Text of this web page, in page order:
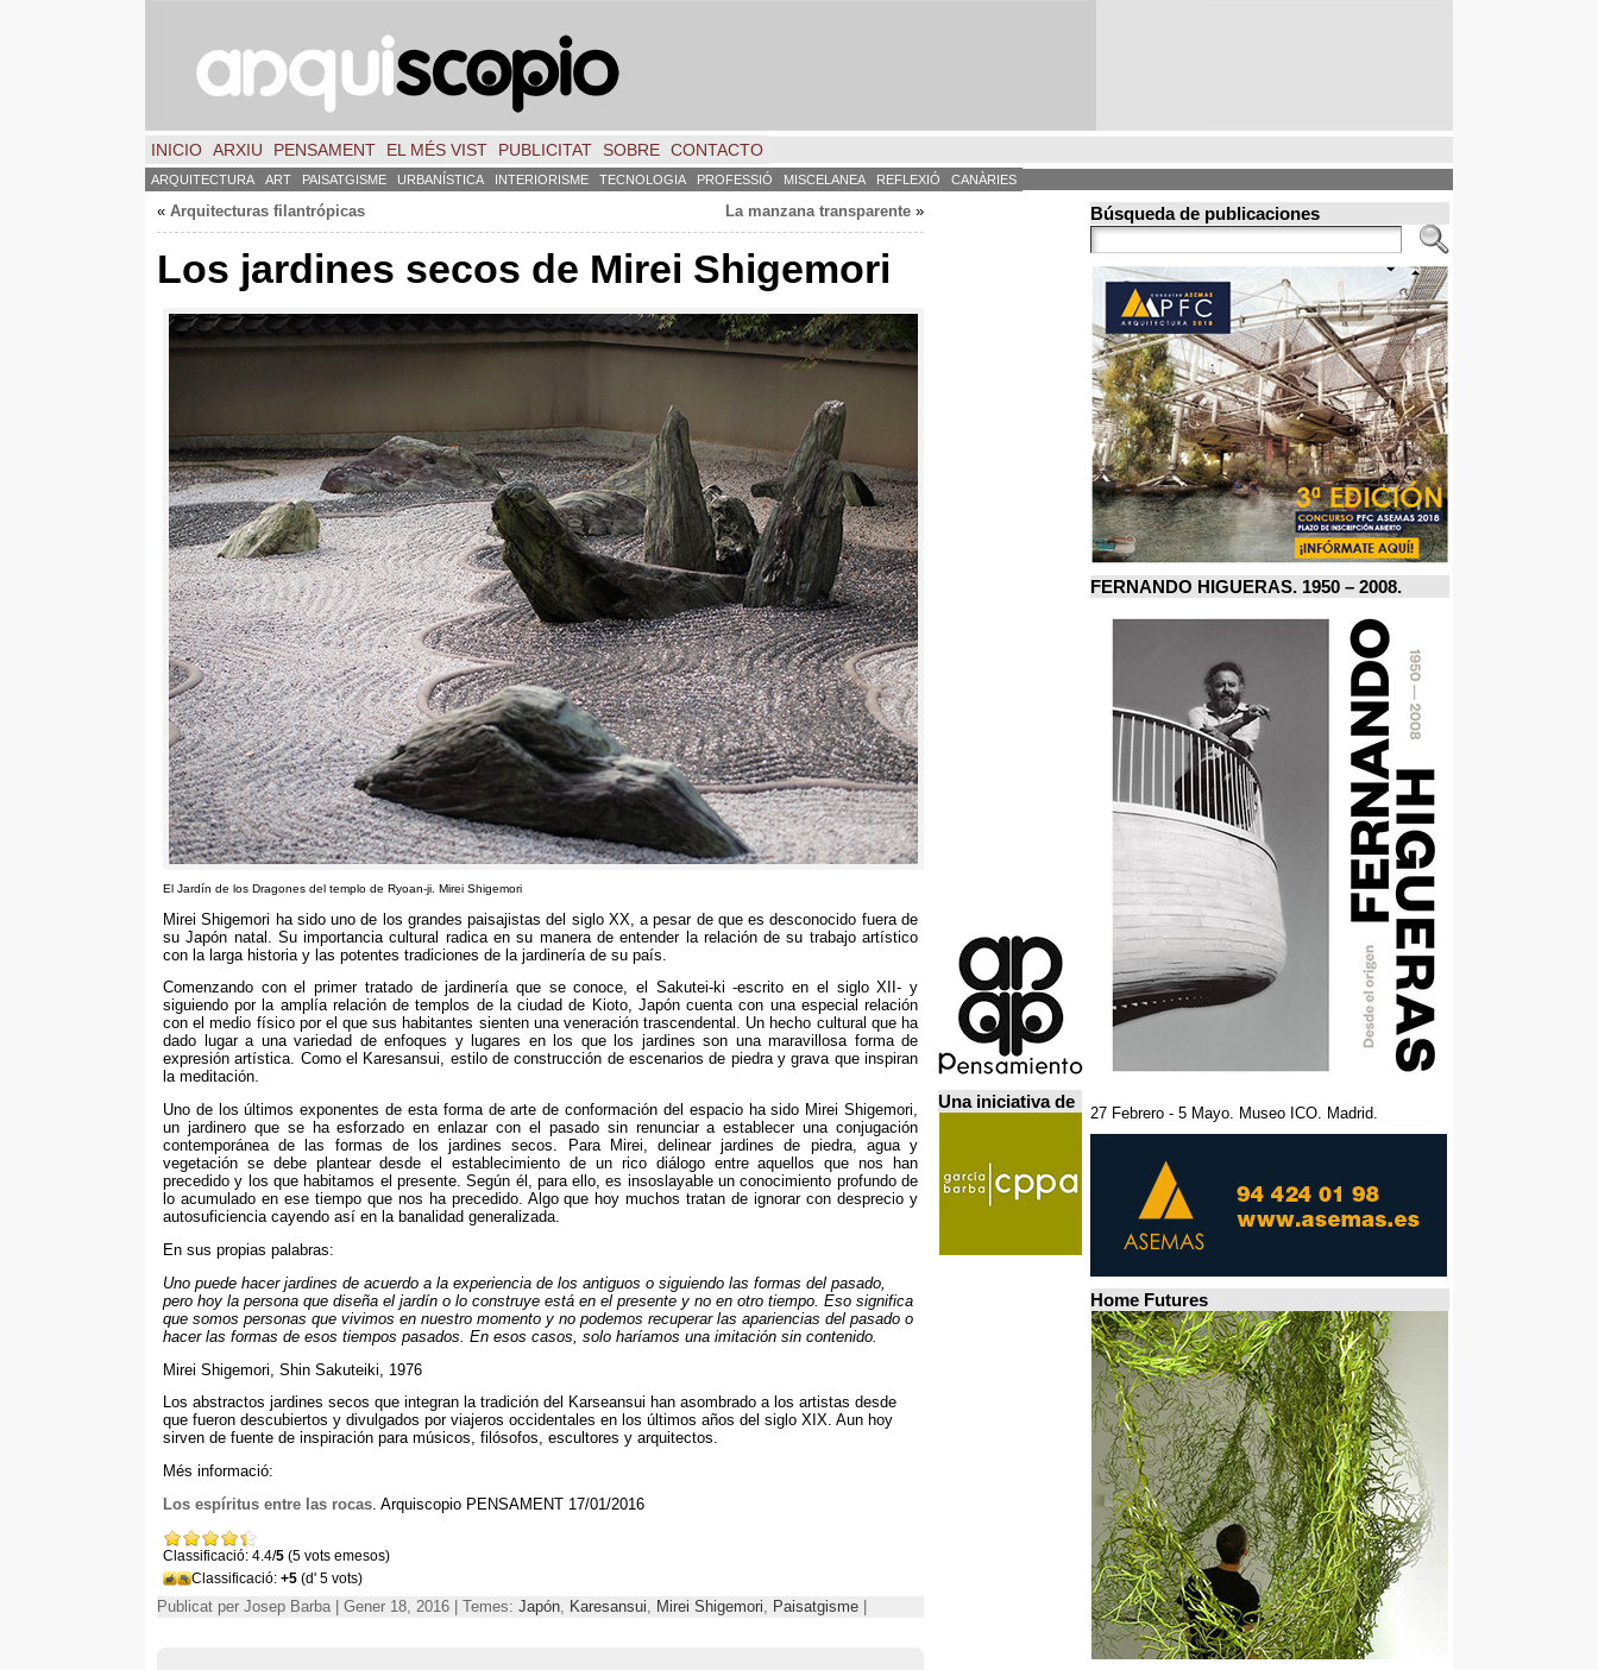
INICIO ARXIU PENSAMENT EL MÉS VIST PUBLICITAT SOBRE CONTACTO
ARQUITECTURA ART PAISATGISME URBANÍSTICA INTERIORISME TECNOLOGIA PROFESSIÓ MISCELANEA REFLEXIÓ CANÀRIES
« Arquitecturas filantrópicas La manzana transparente »
Los jardines secos de Mirei Shigemori
El Jardín de los Dragones del templo de Ryoan-ji Mirei Shigemori
Mirei Shigemori ha sido uno de los grandes paisajistas del siglo XX ,a pesar de que es desconocido fuera de
su Japón natal
Su importancia cultural radica en su manera de entender la relación de su trabajo artístico
con la larga historia y las potentes tradiciones de la jardinería de su país
Comenzando con el primer tratado de jardinería que se conoce,el Sakutei-ki -escrito en el siglo XII-y
siguiendo por la amplía relación de templos de la ciudad de Kioto, Japón cuenta con una especial relación
con el medio físico por el que sus habitantes sienten una veneración trascendental . Un hecho cultural que ha
dado lugar a una variedad de enfoques y lugares en los que los jardines son una maravillosa forma de
expresión artística. Como el Karesansui, estilo de construcción de escenarios de piedra y grava que inspiran
la meditación.
Uno de los últimos exponentes de esta forma de arte de conformación del espacio ha sido Mirei Shigemori,
un jardinero que se ha esforzado en enlazar con el pasado sin renunciar a establecer una conjugación
contemporánea de las formas de los jardines secos. Para Mirei,delinear jardines de piedra, agua y
vegetación se debe plantear desde el establecimiento de un rico diálogo entre aquellos que nos han
precedido y los que habitamos el presente.Según él , para ello,es insoslayable un conocimiento profundo de
lo acumulado en ese tiempo que nos ha precedido. Algo que hoy muchos tratan de ignorar con desprecio y
autosuficiencia cayendo así en la banalidad generalizada.
En sus propias palabras:
Uno puede hacer jardines de acuerdo a la experiencia de los antiguos o siguiendo las formas del pasado
pero hoy la persona que diseña el jardín o lo construye está en el presente y no en otro tiempo Eso significa
que somos personas que vivimos en nuestro momento y no podemos recuperar las apariencias del pasado o
hacer las formas de esos tiempos pasados En esos casos solo haríamos una imitación sin contenido
Mirei Shigemori Shin Sakuteiki , 1976
Los abstractos jardines secos que integran la tradición del Karseansui han asombrado a los artistas desde
que fueron descubiertos y divulgados por viajeros occidentales en los últimos años del siglo XIX. Aun hoy
sirven de fuente de inspiración para músicos, filósofos, escultores y arquitectos.
Més informació:
Los espíritus entre las rocas . Arquiscopio PENSAMENT 17/01/2016
Classificació: 4.4/5 (5 vots emesos)
Classificació: +5 (d' 5 vots)
Publicat per Josep Barba | Gener 18, 2016 | Temes: Japón Karesansui Mirei Shigemori Paisatgisme
Una iniciativa de
Búsqueda de publicaciones
FERNANDO HIGUERAS. 1950 – 2008.
27 Febrero - 5 Mayo. Museo ICO. Madrid.
Home Futures